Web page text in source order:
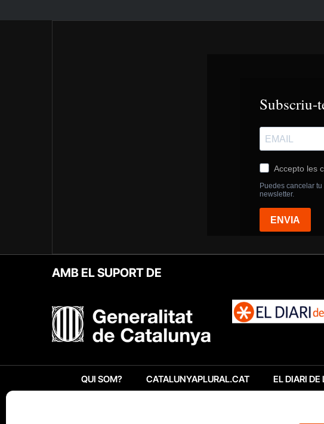
AMB EL SUPORT DE
QUI SOM? CATALUNYAPLURAL.CAT EL DIARI DE